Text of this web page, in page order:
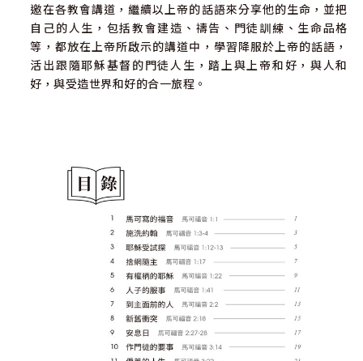
邀在各教會講道，繼續以上帝的話語來分享他的生命，並把
自己的人生，包括教會建造、禱告、門徒訓練、生命品格
等，都放在上帝所啟示的講道中，學習降服於上帝的話語，
活出跟隨耶穌基督的門徒人生，踏上與上帝和好，與人和
好，與受造世界和好的合一旅程。